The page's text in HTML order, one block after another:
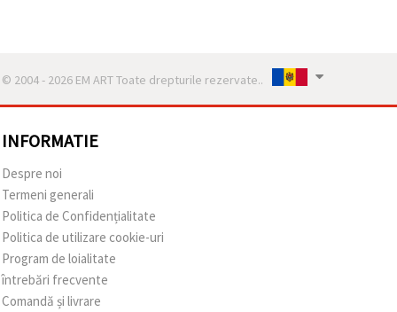
© 2004 - 2026 EM ART Toate drepturile rezervate..
INFORMATIE
Despre noi
Termeni generali
Politica de Confidențialitate
Politica de utilizare cookie-uri
Program de loialitate
întrebări frecvente
Comandă și livrare